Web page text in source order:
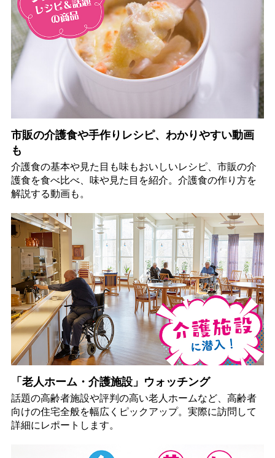
市販の介護食や手作りレシピ、わかりやすい動画
も
介護食の基本や見た目も味もおいしいレシピ、市販の介
護食を食べ比べ、味や見た目を紹介。介護食の作り方を
解説する動画も。
「老人ホーム・介護施設」ウォッチング
話題の高齢者施設や評判の高い老人ホームなど、高齢者
向けの住宅全般を幅広くピックアップ。実際に訪問して
詳細にレポートします。